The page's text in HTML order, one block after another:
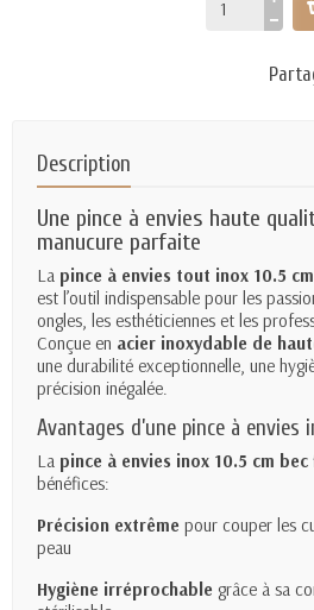
Description
Une pince à envies haute
manucure parfaite
La pince à envies tout inox 10.5 cm
est l’outil indispensable pour les
ongles, les esthéticiennes et les
Conçue en acier inoxydable de
une durabilité exceptionnelle, une
précision inégalée.
Avantages d’une pince à envies
La pince à envies inox 10.5 cm bec
bénéfices:
Précision extrême pour couper les
peau
Hygiène irréprochable grâce à sa